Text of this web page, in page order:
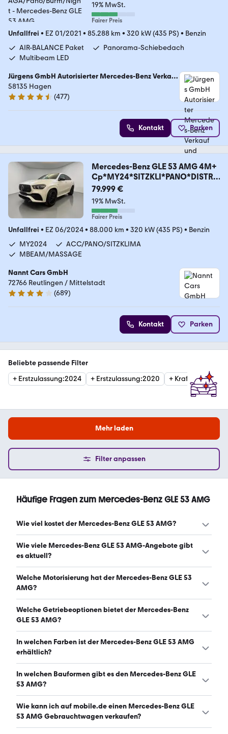
19% MwSt.
Fairer Preis
Unfallfrei • EZ 01/2021 • 85.288 km • 320 kW (435 PS) • Benzin
AIR-BALANCE Paket
Panorama-Schiebedach
Multibeam LED
Jürgens GmbH Autorisierter Mercedes-Benz Verkauf
und Service
58135 Hagen
4.5 Sterne
(477)
Kontakt Parken
Mercedes-Benz GLE 53 AMG 4M+
Cp*MY24*SITZKLI*PANO*DISTR*
CARBON
79.999 €
19% MwSt.
Fairer Preis
Unfallfrei • EZ 06/2024• 88.000 km • 320 kW (435 PS) • Benzin
MY2024
ACC/PANO/SITZKLIMA
MBEAM/MASSAGE
Nannt Cars GmbH
72766 Reutlingen / Mittelstadt
4.2 Sterne
(689)
Kontakt Parken
Beliebte passende Filter
+ Erstzulassung:2024 + Erstzulassung:2020 + Kraftstoffart
Mehr laden
Filter anpassen
Häufige Fragen zum Mercedes-Benz GLE 53 AMG
Wie viel kostet der Mercedes-Benz GLE 53 AMG?
Ein guter Preis für einen Mercedes-Benz GLE 53 AMG liegt
zwischen 75.372 € und 109.882 €. (Stand: 8.8.2026)
Wie viele Mercedes-Benz GLE 53 AMG-Angebote gibt
es aktuell?
Es gibt insgesamt 432 Mercedes-Benz GLE 53 AMG bei
mobile.de, davon 417 Gebraucht- und 15 Neuwagen.
Welche Motorisierung hat der Mercedes-Benz GLE 53
AMG?
Der Mercedes-Benz GLE 53 AMG hat Leistungen
zwischen 435 und 544 PS. (Stand: 8.8.2026)
Welche Getriebeoptionen bietet der Mercedes-Benz
GLE 53 AMG?
Der Mercedes-Benz GLE 53 AMG ist mit automatischem
und halbautomatischem Getriebe erhältlich. (Stand:
In welchen Farben ist der Mercedes-Benz GLE 53 AMG
erhältlich?
Den Mercedes-Benz GLE 53 AMG gibt es in folgenden
Farben: schwarz, grau, weiß, silber, blau, grün und rot. Die
In welchen Bauformen gibt es den Mercedes-Benz GLE
53 AMG?
Den Mercedes-Benz GLE 53 AMG gibt es in folgenden
Bauformen: SUV und Sportwagen/Coupé. (Stand:
Wie kann ich auf mobile.de einen Mercedes-Benz GLE
53 AMG Gebrauchtwagen verkaufen?